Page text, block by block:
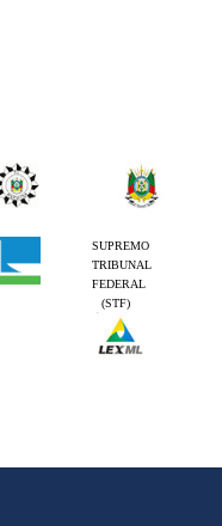
SUPREMO
TRIBUNAL
FEDERAL
(STF)